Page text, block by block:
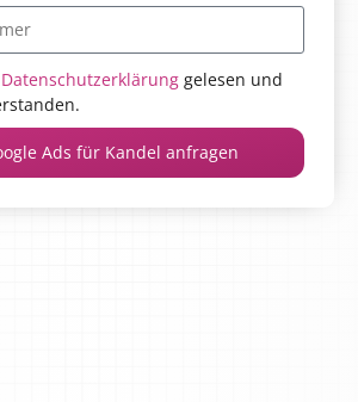
Datenschutzerklärung gelesen und
Ads für Kandel anfragen